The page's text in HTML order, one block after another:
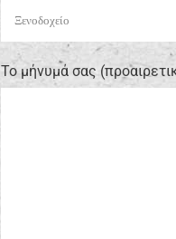
Το μήνυμά σας